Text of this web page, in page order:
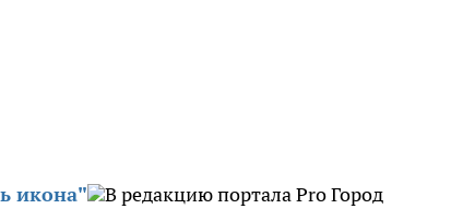
икона"
В редакцию портала Pro Город